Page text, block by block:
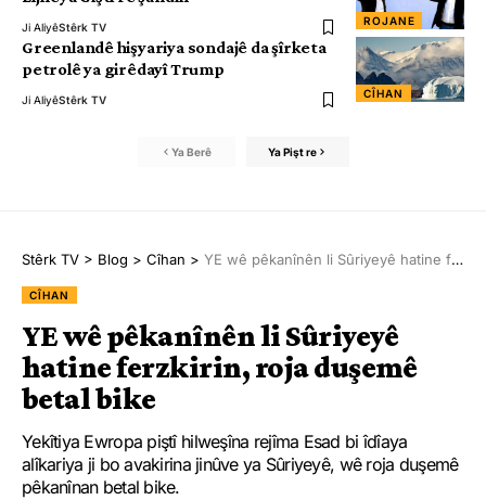
ROJANE
Ji AliyêStêrk TV
CÎHAN
Greenlandê hişyariya sondajê da şîrketa
petrolê ya girêdayî Trump
Ji AliyêStêrk TV
Ya Berê Ya Pişt re
Stêrk TV > Blog > Cîhan > YE wê pêkanînên li Sûriyeyê hatine ferzkirin, roja duşemê betal bike
CÎHAN
YE wê pêkanînên li Sûriyeyê
hatine ferzkirin, roja duşemê
betal bike
Yekîtiya Ewropa piştî hilweşîna rejîma Esad bi îdîaya
alîkariya ji bo avakirina jinûve ya Sûriyeyê, wê roja duşemê
pêkanînan betal bike.